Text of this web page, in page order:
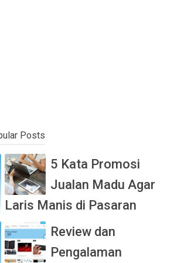
Posts
5 Kata Promosi
Jualan Madu Agar
Laris Manis di Pasaran
Review dan
Pengalaman